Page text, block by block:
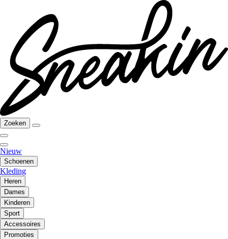
Zoeken
Nieuw
Schoenen
Kleding
Heren
Dames
Kinderen
Sport
Accessoires
Promoties